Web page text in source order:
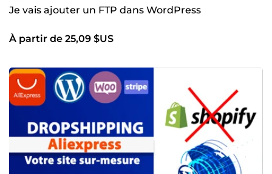
Je vais ajouter un FTP dans WordPress
À partir de 25,09 $US